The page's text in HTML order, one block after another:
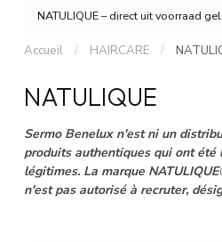
NATULIQUE – direct uit voorraad
Accueil / HAIRCARE /
NATULIQUE
Sermo Benelux n'est ni un
produits authentiques qui ont été
légitimes. La marque
n'est pas autorisé à recruter,